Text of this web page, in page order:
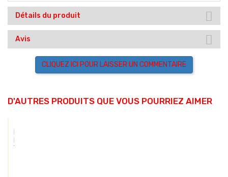
Détails du produit
Avis
CLIQUEZ ICI POUR LAISSER UN COMMENTAIRE
D'AUTRES PRODUITS QUE VOUS POURRIEZ AIMER
Radio
Portable
TELO